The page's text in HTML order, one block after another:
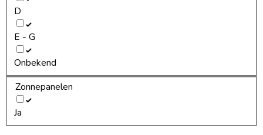
D
E - G
Onbekend
Zonnepanelen
Ja